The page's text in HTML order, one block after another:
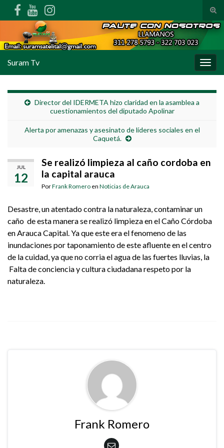
Suram Tv
Director del IDERMETA hizo claridad en la asamblea a
cuestionamientos del diputado Apolinar
Alerta por amenazas y asesinato de líderes sociales en el
Caquetá.
JUL
12
Se realizó limpieza al caño cordoba en
la capital arauca
PorFrank Romero en Noticias de Arauca
Desastre, un atentado contra la naturaleza, contaminar un
caño de esta manera se realizó limpieza en el Caño Córdoba
en Arauca Capital. Ya que este era el fenomeno de las
inundaciones por taponamiento de este afluente en el centro
de la cuidad, ya que no corria el agua de las fuertes lluvias, la
Falta de conciencia y cultura ciudadana respeto por la
naturaleza.
Frank Romero